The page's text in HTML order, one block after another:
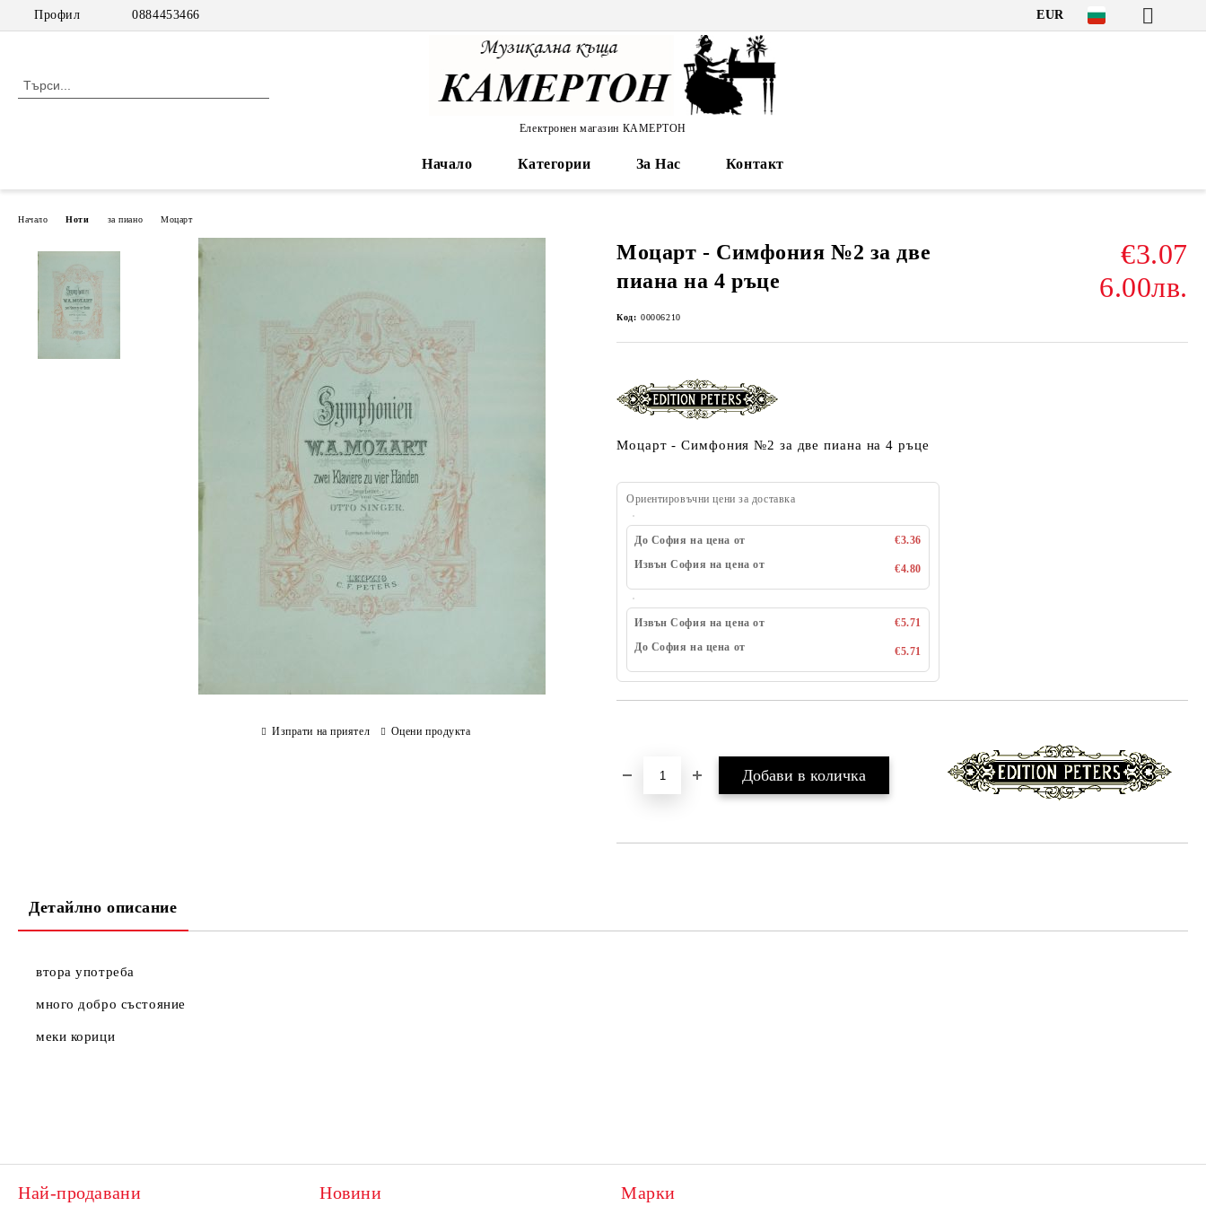
Профил 0884453466 EUR
Електронен магазин КАМЕРТОН
Начало Категории За Нас Контакт
Начало Ноти за пиано Моцарт
Моцарт - Симфония №2 за две
пиана на 4 ръце
€3.07
6.00лв.
Код: 00006210
Моцарт - Симфония №2 за две пиана на 4 ръце
Ориентировъчни цени за доставка
До София на цена от
€3.36
Извън София на цена от
€4.80
Извън София на цена от
€5.71
До София на цена от
€5.71
Изпрати на приятел Оцени продукта
Детайлно описание
втора употреба
много добро състояние
меки корици
Най-продавани Новини Марки